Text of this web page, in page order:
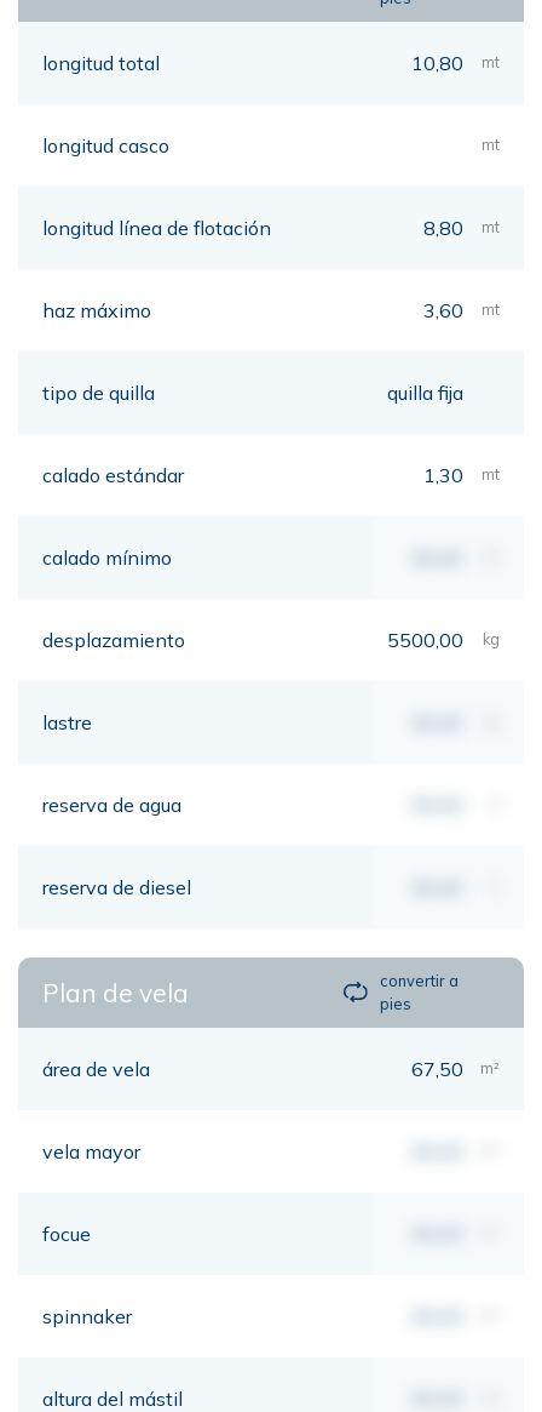
longitud total 10,80 mt
longitud casco mt
longitud línea de flotación 8,80 mt
haz máximo 3,60 mt
tipo de quilla quilla fija
calado estándar 1,30 mt
calado mínimo
desplazamiento 5500,00 kg
lastre
reserva de agua
reserva de diesel
Plan de vela
convertir a
pies
área de vela 67,50 m²
vela mayor
focue
spinnaker
altura del mástil